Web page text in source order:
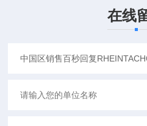
在线